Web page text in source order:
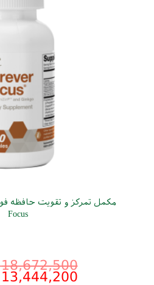
Focus
18,672,500
13,444,200